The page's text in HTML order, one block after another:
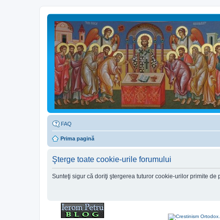
FAQ
Prima pagină
Şterge toate cookie-urile forumului
Sunteţi sigur că doriţi ştergerea tuturor cookie-urilor primite de